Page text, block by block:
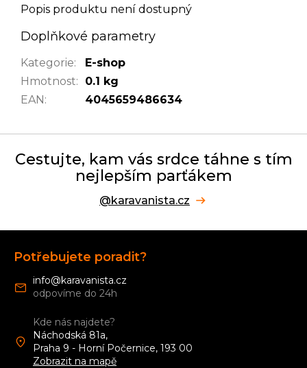
Popis produktu není dostupný
Doplňkové parametry
Kategorie:
E-shop
Hmotnost:
0.1 kg
EAN: 4045659486634
Cestujte, kam vás srdce táhne s tím
nejlepším parťákem
@karavanista.cz
Potřebujete poradit?
info@karavanista.cz
Kde nás najdete?
Náchodská 81a,
Praha 9 - Horní Počernice, 193 00
Zobrazit na mapě